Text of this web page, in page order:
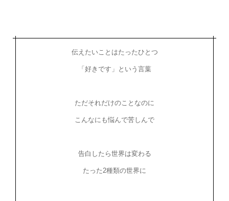
伝えたいことはたったひとつ
「好きです」という言葉
ただそれだけのことなのに
こんなにも悩んで苦しんで
告白したら世界は変わる
たった2種類の世界に